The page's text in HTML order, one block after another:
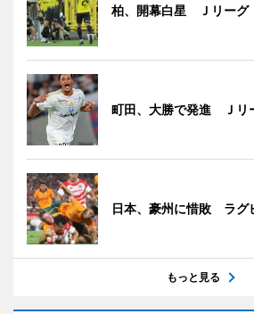
柏、開幕白星 Ｊリーグ
町田、大勝で発進 Ｊリ
日本、豪州に惜敗 ラグ
もっと見る